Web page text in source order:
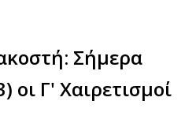
Σήμερα
Γ' Χαιρετισμοί